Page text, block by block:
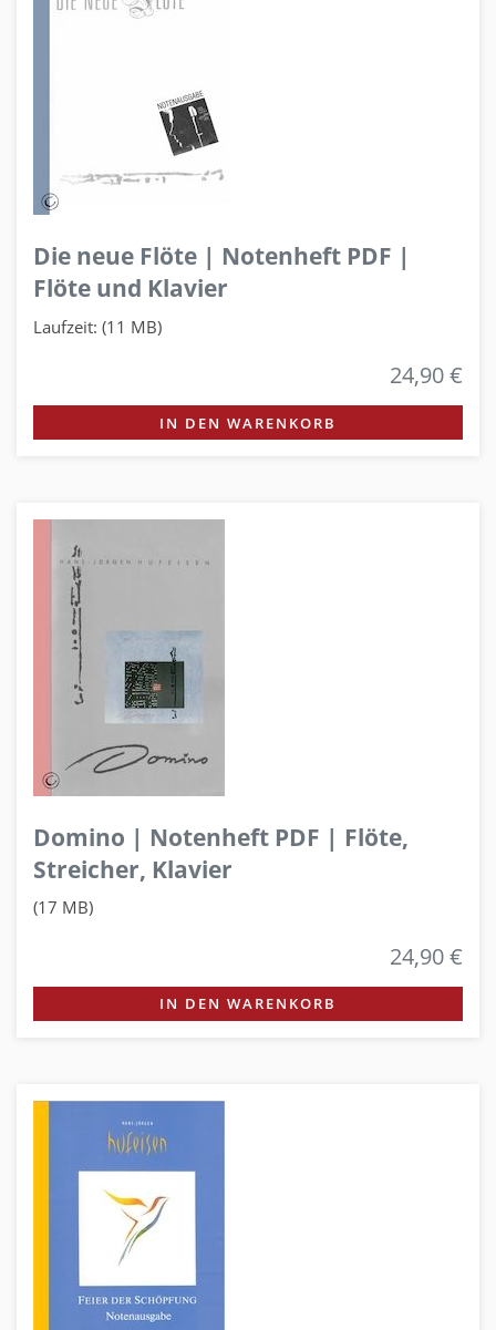
Die neue Flöte | Notenheft PDF |
Flöte und Klavier
Laufzeit: (11 MB)
24,90 €
IN DEN WARENKORB
Domino | Notenheft PDF | Flöte,
Streicher, Klavier
(17 MB)
24,90 €
IN DEN WARENKORB